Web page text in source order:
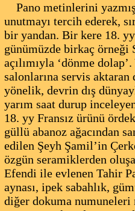
Pano metinlerini
unutmayı tercih ederek,
bir yandan. Bir kere 18.
günümüzde birkaç örneği
açılımıyla ‘dönme
salonlarına servis
yönelik, devrin dış
yarım saat durup
18. yy Fransız ürünü
güllü abanoz ağacından
edilen Şeyh Şamil’in
özgün seramiklerden
Efendi ile evlenen Tahir
aynası, ipek sabahlık,
diğer dokuma numuneleri